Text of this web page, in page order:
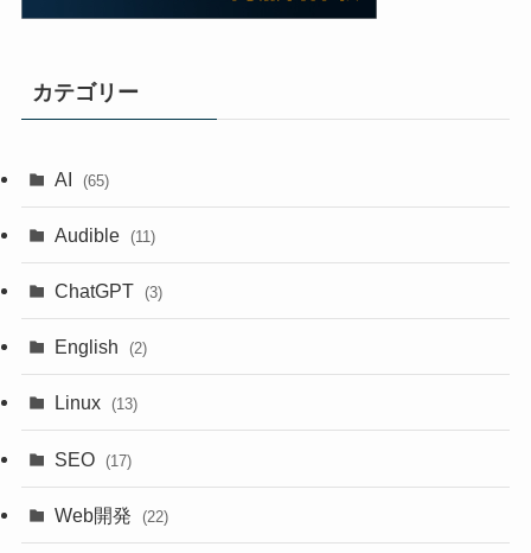
カテゴリー
AI (65)
Audible (11)
ChatGPT (3)
English (2)
Linux (13)
SEO (17)
Web開発 (22)